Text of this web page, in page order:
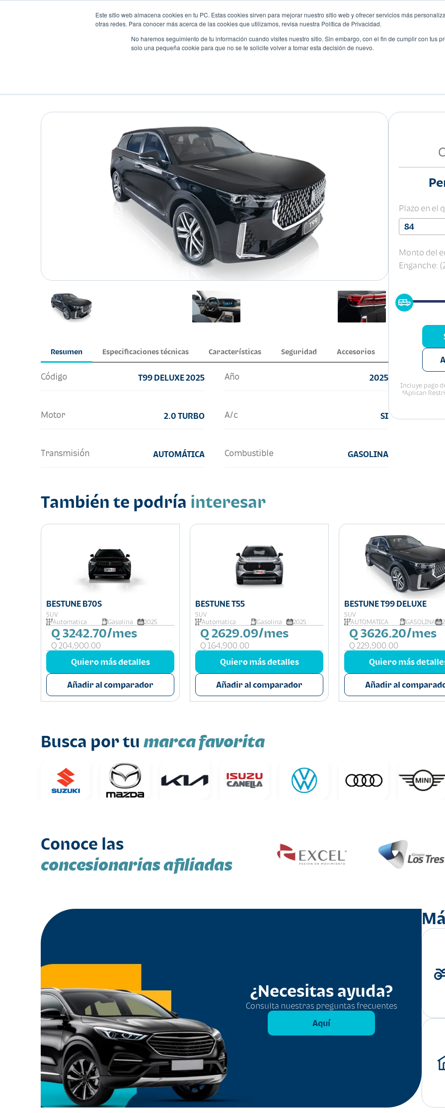
Este sitio web almacena cookies en tu PC. Estas cookies sirven para mejorar nuestro sitio web y ofrecer servicios más
otras redes. Para conocer más acerca de las cookies que utilizamos, revisa nuestra Política de Privacidad.
No haremos seguimiento de tu información cuando visites nuestro sitio. Sin embargo, con el fin de cumplir con tus
solo una pequeña cookie para que no se te solicite volver a tomar esta decisión de nuevo.
Resumen Especificaciones técnicas Características Seguridad Accesorios
Código T99 DELUXE 2025 Año 2025
Motor 2.0 TURBO A/c SI
Transmisión AUTOMÁTICA Combustible GASOLINA
Plazo en el
84
Monto del
Enganche:
Incluye pago
*Aplican
También te podría interesar
BESTUNE B70S
SUV
Automatica
Gasolina 2025
Q 3242.70/mes
Q 204,900.00
Quiero más detalles
Añadir al comparador
BESTUNE T55
SUV
Automatica
Gasolina 2025
Q 2629.09/mes
Q 164,900.00
Quiero más detalles
Añadir al comparador
BESTUNE T99 DELUXE
SUV
AUTOMÁTICA
GASOLINA
Q 3626.20/mes
Q 229,900.00
Quiero más
Añadir al
Busca por tu marca favorita
Conoce las
concesionarias afiliadas
¿Necesitas ayuda?
Consulta nuestras preguntas frecuentes
Aquí